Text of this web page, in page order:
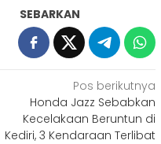
SEBARKAN
Pos berikutnya
Honda Jazz Sebabkan
Kecelakaan Beruntun di
Kediri, 3 Kendaraan Terlibat